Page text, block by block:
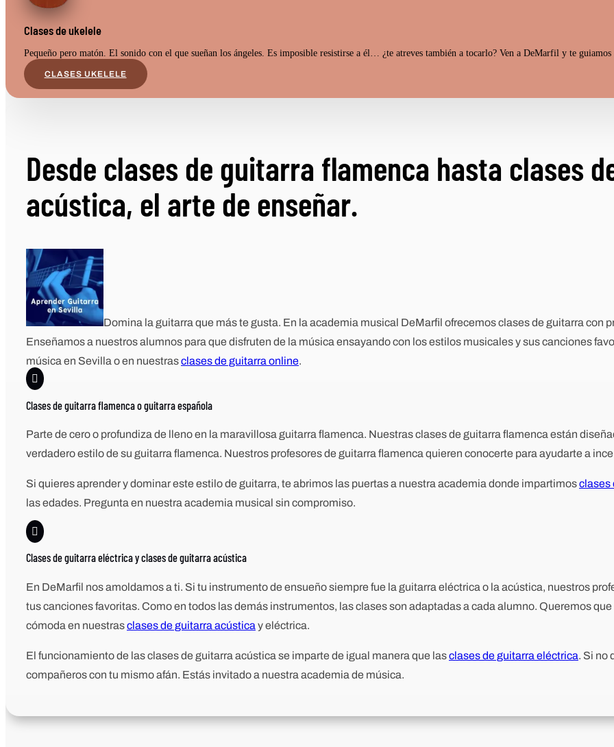
Clases de ukelele
Pequeño pero matón. El sonido con el que sueñan los ángeles. Es imposible resistirse a él… ¿te atreves también a tocarlo? Ven a DeMarfil y te
CLASES UKELELE
Desde clases de guitarra flamenca hasta clases
acústica, el arte de enseñar.
Domina la guitarra que más te gusta. En la academia musical DeMarfil ofrecemos clases de guitarra con
Enseñamos a nuestros alumnos para que disfruten de la música ensayando con los estilos musicales y sus canciones
música en Sevilla o en nuestrasclases de guitarra online.

Clases de guitarra flamenca o guitarra española
Parte de cero o profundiza de lleno en la maravillosa guitarra flamenca. Nuestras clases de guitarra flamenca están
verdadero estilo de su guitarra flamenca. Nuestros profesores de guitarra flamenca quieren conocerte para ayudarte a
Si quieres aprender y dominar este estilo de guitarra, te abrimos las puertas a nuestra academia donde impartimosclases
las edades. Pregunta en nuestra academia musical sin compromiso.

Clases de guitarra eléctrica y clases de guitarra acústica
En DeMarfil nos amoldamos a ti. Si tu instrumento de ensueño siempre fue la guitarra eléctrica o la acústica, nuestros
tus canciones favoritas. Como en todos las demás instrumentos, las clases son adaptadas a cada alumno. Queremos
cómoda en nuestrasclases de guitarra acústica y eléctrica.
El funcionamiento de las clases de guitarra acústica se imparte de igual manera que lasclases de guitarra eléctrica. Si no
compañeros con tu mismo afán. Estás invitado a nuestra academia de música.